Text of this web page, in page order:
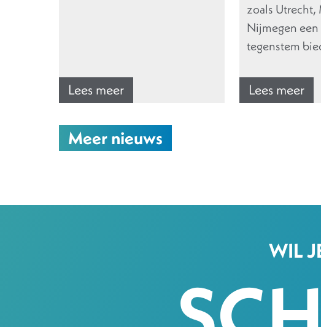
Lees meer
zoals Utrecht,
Nijmegen
tegenstem
Lees meer
Meer nieuws
WIL